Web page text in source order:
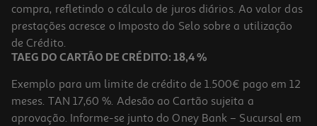
2.38 €/Lt
1,44 €
compra, refletindo o cálculo de juros diários. Ao valor das
prestações acresce o Imposto do Selo sobre a utilização
de Crédito.
TAEG DO CARTÃO DE CRÉDITO: 18,4 %
Exemplo para um limite de crédito de 1.500€ pago em 12
meses. TAN 17,60 %. Adesão ao Cartão sujeita a
aprovação. Informe-se junto do Oney Bank – Sucursal em